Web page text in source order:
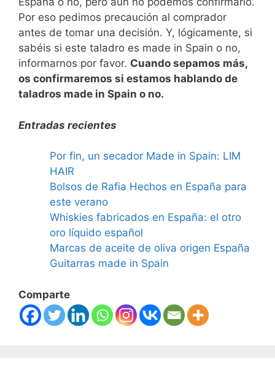
Por eso pedimos precaución al comprador
antes de tomar una decisión. Y, lógicamente, si
sabéis si este taladro es made in Spain o no,
informarnos por favor. Cuando sepamos más,
os confirmaremos si estamos hablando de
taladros made in Spain o no.
Entradas recientes
Por fin, un secador Made in Spain: LIM
HAIR
Bolsos de Rafia Hechos en España para
este verano
Whiskies fabricados en España: el otro
oro líquido español
Marcas de aceite de oliva origen España
Guitarras made in Spain
Comparte